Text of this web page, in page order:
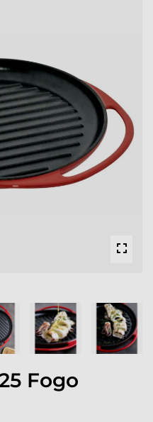
Fogo